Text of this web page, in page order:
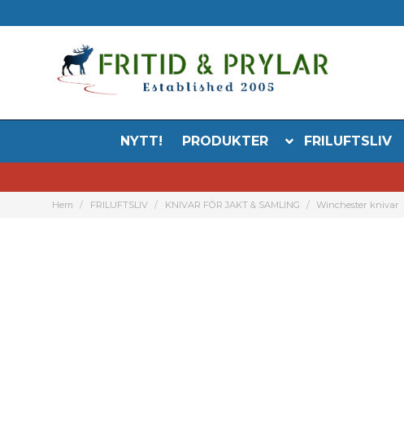
NYTT! PRODUKTER FRILUFTSLIV
Hem FRILUFTSLIV KNIVAR FÖR JAKT & SAMLING Winchester knivar